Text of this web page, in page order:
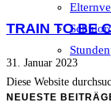
Diese Website
TRAIN TO BE
31. Januar 2023
NEUESTE